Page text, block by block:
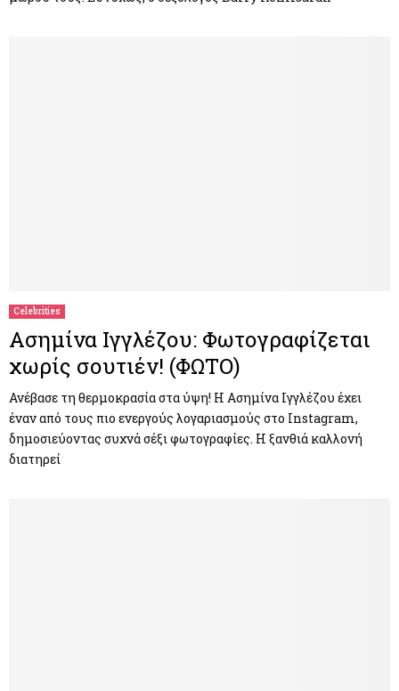
Celebrities
Ασημίνα Ιγγλέζου: Φωτογραφίζεται
χωρίς σουτιέν! (ΦΩΤΟ)
Ανέβασε τη θερμοκρασία στα ύψη! Η Ασημίνα Ιγγλέζου έχει
έναν από τους πιο ενεργούς λογαριασμούς στο Instagram,
δημοσιεύοντας συχνά σέξι φωτογραφίες. Η ξανθιά καλλονή
διατηρεί